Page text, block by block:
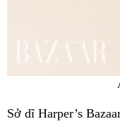
Sở dĩ Harper’s